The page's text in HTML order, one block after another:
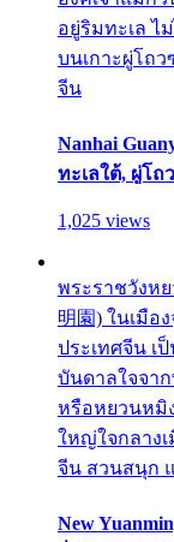
อยู่ริมทะเล ไ
บนเกาะผู่โถ
จีน
Nanhai
ทะเลใต้, ผู่โถ
1,025 views
พระราชวังหย
明園) ในเมือ
ประเทศจีน เ
บันดาลใจจาก
หรือหยวนหมิ
ใหญ่ใจกลาง
จีน สวนสนุก
New